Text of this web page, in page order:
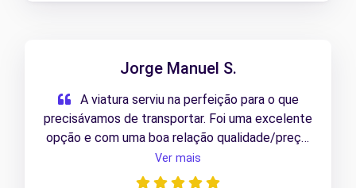
Jorge Manuel S.
A viatura serviu na perfeição para o que
precisávamos de transportar. Foi uma excelente
opção e com uma boa relação qualidade/preço.
a repetir em caso de nova necessidade.
Recomendo
Ver mais